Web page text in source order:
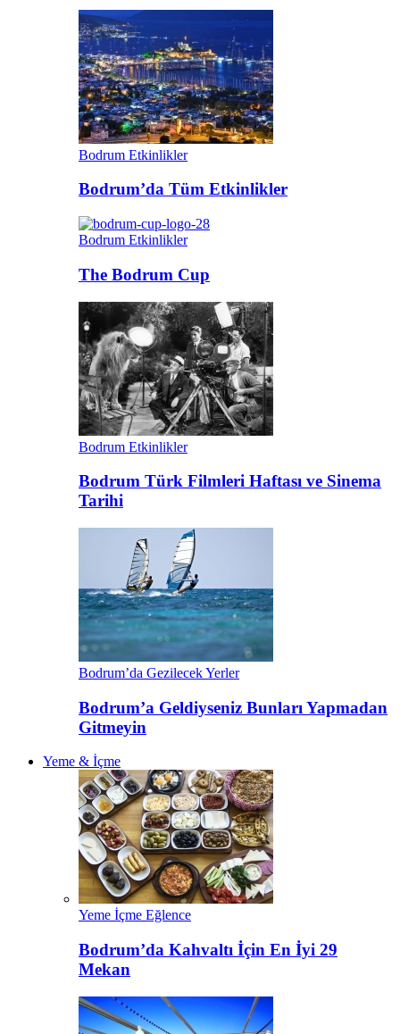
Bodrum Etkinlikler
Bodrum’da Tüm Etkinlikler
Bodrum Etkinlikler
The Bodrum Cup
Bodrum Etkinlikler
Bodrum Türk Filmleri Haftası ve Sinema
Tarihi
Bodrum’da Gezilecek Yerler
Bodrum’a Geldiyseniz Bunları Yapmadan
Gitmeyin
Yeme & İçme
Yeme İçme Eğlence
Bodrum’da Kahvaltı İçin En İyi 29
Mekan